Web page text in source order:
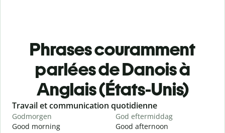
Phrases couramment
parlées de Danois à
Anglais (États-Unis)
Slide 1 of 6
Travail et communication quotidienne
Godmorgen
Good morning
God eftermiddag
Good afternoon